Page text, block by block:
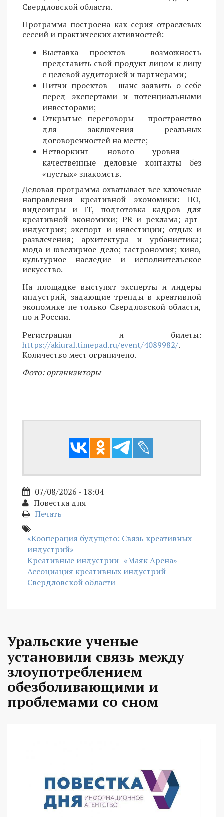
Свердловской области.
Программа построена как серия отраслевых
сессий и практических активностей:
Выставка проектов - возможность
представить свой продукт лицом к лицу
с целевой аудиторией и партнерами;
Питчи проектов - шанс заявить о себе
перед экспертами и потенциальными
инвесторами;
Открытые переговоры - пространство
для заключения реальных
договоренностей на месте;
Нетворкинг нового уровня -
качественные деловые контакты без
«пустых» знакомств.
Деловая программа охватывает все ключевые
направления креативной экономики: ПО,
видеоигры и IT, подготовка кадров для
креативной экономики; PR и реклама; арт-
индустрия; экспорт и инвестиции; отдых и
развлечения; архитектура и урбанистика;
мода и ювелирное дело; гастрономия; кино,
культурное наследие и исполнительское
искусство.
На площадке выступят эксперты и лидеры
индустрий, задающие тренды в креативной
экономике не только Свердловской области,
но и России.
Регистрация и билеты:
https://akiural.timepad.ru/event/4089982/.
Количество мест ограничено.
Фото: организиторы
07/08/2026 - 18:04
Повестка дня
Печать
«Кооперация будущего: Связь креативных
индустрий»
Креативные индустрии «Маяк Арена»
Ассоциация креативных индустрий
Свердловской области
Уральские ученые
установили связь между
злоупотреблением
обезболивающими и
проблемами со сном